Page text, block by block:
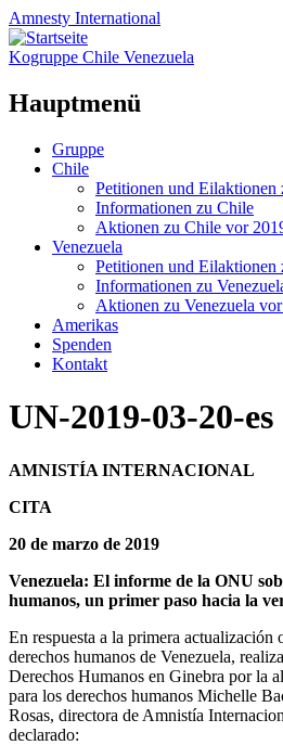
Amnesty International
Kogruppe Chile Venezuela
Hauptmenü
Zum
Inhalt
Gruppe
Chile
Petitionen und Eilaktionen
Informationen zu Chile
Aktionen zu Chile vor
Venezuela
Petitionen und Eilaktionen
Informationen zu
Aktionen zu Venezuela
Amerikas
Spenden
Kontakt
UN-2019-03-20-es
AMNISTÍA INTERNACIONAL
CITA
20 de marzo de 2019
Venezuela: El informe de la ONU
humanos, un primer paso hacia la
En respuesta a la primera actualización
derechos humanos de Venezuela,
Derechos Humanos en Ginebra por la
para los derechos humanos Michelle
Rosas, directora de Amnistía
declarado: